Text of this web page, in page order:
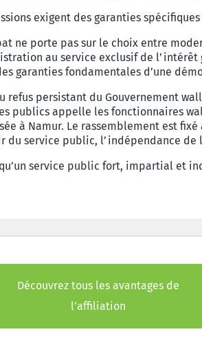
exigent des garanties
ne porte pas sur le choix entre
au service exclusif de l’intérêt
garanties fondamentales d’une
refus persistant du Gouvernement
publics appelle les fonctionnaires
à Namur. Le rassemblement est
du service public, l’indépendance
service public fort, impartial et
Découvrez tous les avantages de
l’affiliation